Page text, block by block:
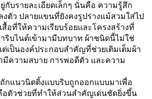
กับรายละเอียดเล็กๆ นั่นคือ ความรู้สึก
ตัว ปลายแขนที่ยังคงรูปร่างแม้สวมใส่ไป
อที่ให้ความเรียบร้อยและโครงสร้างที่
ริบไนต์เข้ามามีบทบาท ผ้าชนิดนี้ไม่ใช่
ต่เป็นองค์ประกอบสำคัญที่ช่วยเติมเต็มผ้า
มีความสบาย การพอดีตัว และความ
กแนวนิตติ้งแบบริบถูกออกแบบมาเพื่อ
ตัวช่วยที่ทำให้ส่วนสำคัญเด่นชัดยิ่งขึ้น